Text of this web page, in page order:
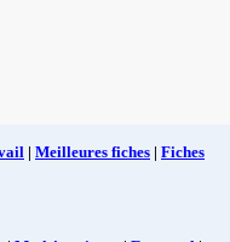
| Meilleures fiches | Fiches